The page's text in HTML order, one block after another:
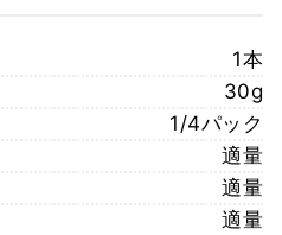
1本
30g
1/4パック
適量
適量
適量